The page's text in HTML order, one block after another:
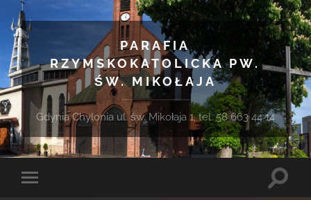
PARAFIA
RZYMSKOKATOLICKA PW.
ŚW. MIKOŁAJA
Gdynia Chylonia ul. św. Mikołaja 1, tel. 58 663 44 14
Toggle
Toggle